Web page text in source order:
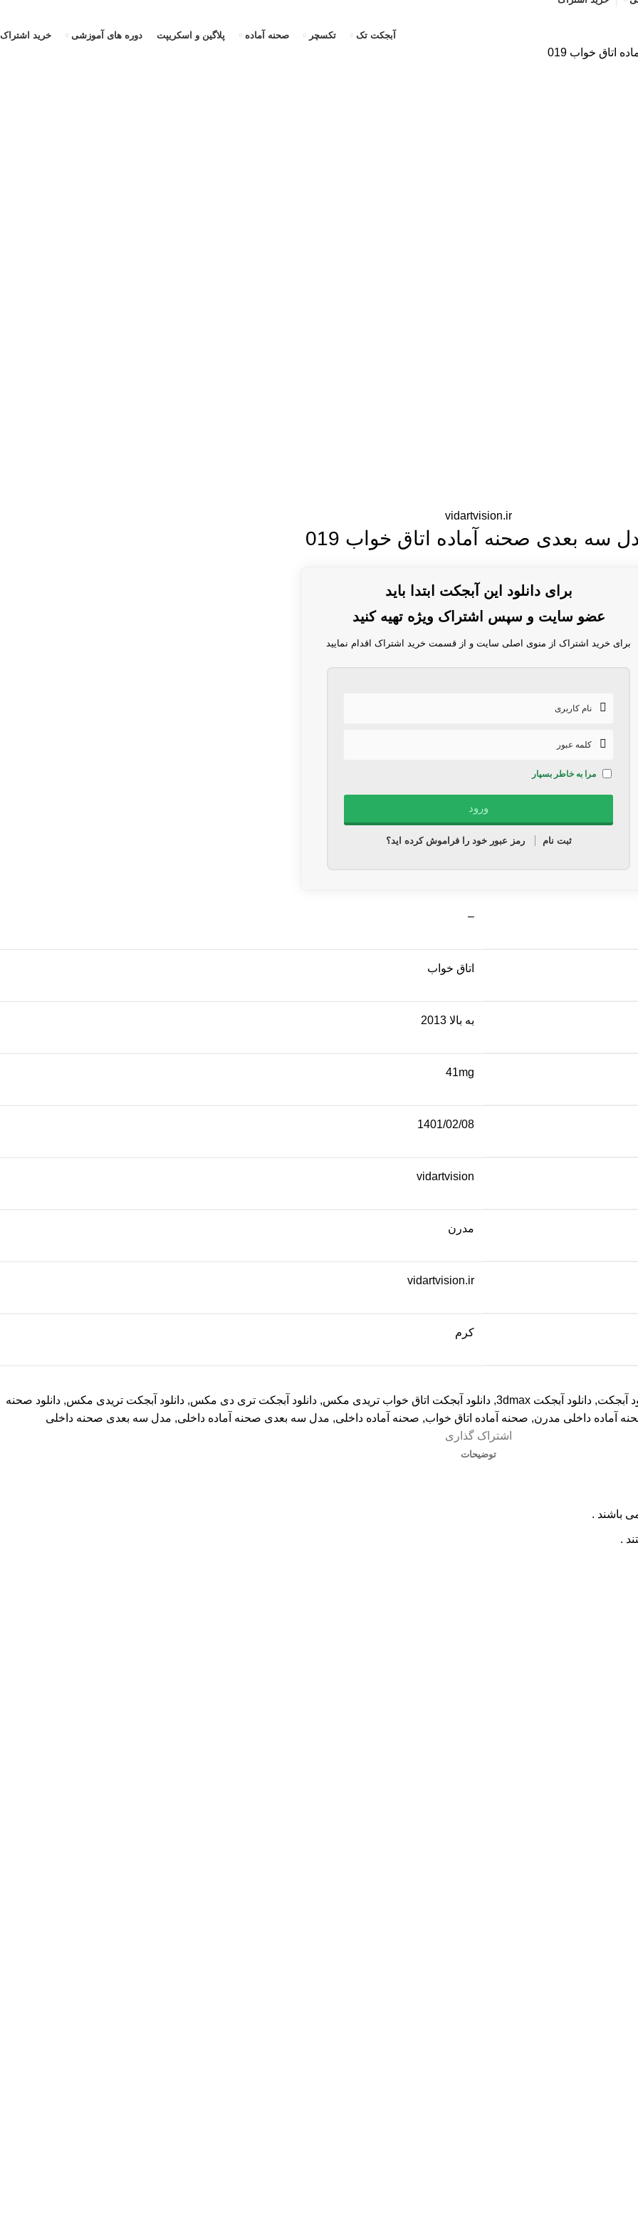
آبجکت تک تکسچر صحنه آماده پلاگین و اسکریپت دوره های آموزشی خرید اشتراک
اتاق خواب 019
vidartvision.ir
سه بعدی صحنه آماده اتاق خواب 019
برای دانلود این آبجکت ابتدا باید
عضو سایت و سپس اشتراک ویژه تهیه کنید
برای خرید اشتراک از منوی اصلی سایت و از قسمت خرید اشتراک اقدام نمایید
مرا به خاطر بسپار
ثبت نام رمز عبور خود را فراموش کرده اید؟
–
اتاق خواب
به بالا 2013
41mg
1401/02/08
vidartvision
مدرن
vidartvision.ir
کرم
آبجکت, دانلود آبجکت 3dmax , دانلود آبجکت اتاق خواب تریدی مکس, دانلود آبجکت تری دی مکس, دانلود آبجکت تریدی مکس, دانلود صحنه
آماده داخلی مدرن, صحنه آماده اتاق خواب, صحنه آماده داخلی, مدل سه بعدی صحنه آماده داخلی, مدل سه بعدی صحنه داخلی
اشتراک گذاری
توضیحات
باشند .
.